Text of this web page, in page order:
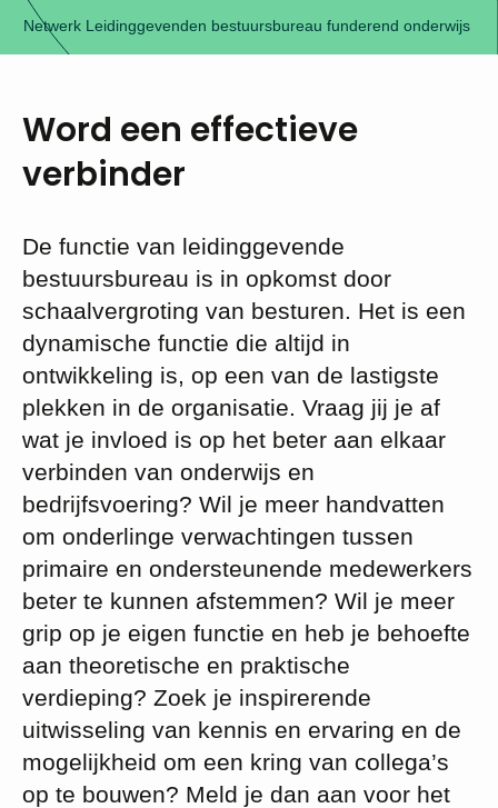
Netwerk Leidinggevenden bestuursbureau funderend onderwijs
Word een effectieve
verbinder
De functie van leidinggevende
bestuursbureau is in opkomst door
schaalvergroting van besturen. Het is een
dynamische functie die altijd in
ontwikkeling is, op een van de lastigste
plekken in de organisatie. Vraag jij je af
wat je invloed is op het beter aan elkaar
verbinden van onderwijs en
bedrijfsvoering? Wil je meer handvatten
om onderlinge verwachtingen tussen
primaire en ondersteunende medewerkers
beter te kunnen afstemmen? Wil je meer
grip op je eigen functie en heb je behoefte
aan theoretische en praktische
verdieping? Zoek je inspirerende
uitwisseling van kennis en ervaring en de
mogelijkheid om een kring van collega’s
op te bouwen? Meld je dan aan voor het